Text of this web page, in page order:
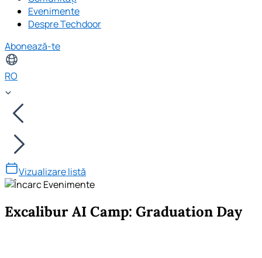
Evenimente
Despre Techdoor
Abonează-te
RO
Vizualizare listă
Excalibur AI Camp: Graduation Day